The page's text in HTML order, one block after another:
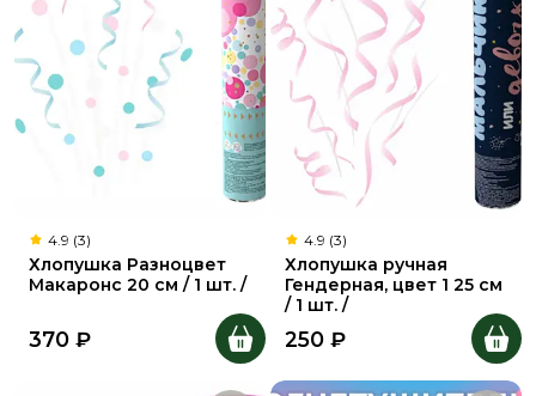
4.9 (3)
Хлопушка Разноцвет
Макаронс 20 см / 1 шт. /
370 ₽
4.9 (3)
Хлопушка ручная
Гендерная, цвет 1 25 см
/ 1 шт. /
250 ₽